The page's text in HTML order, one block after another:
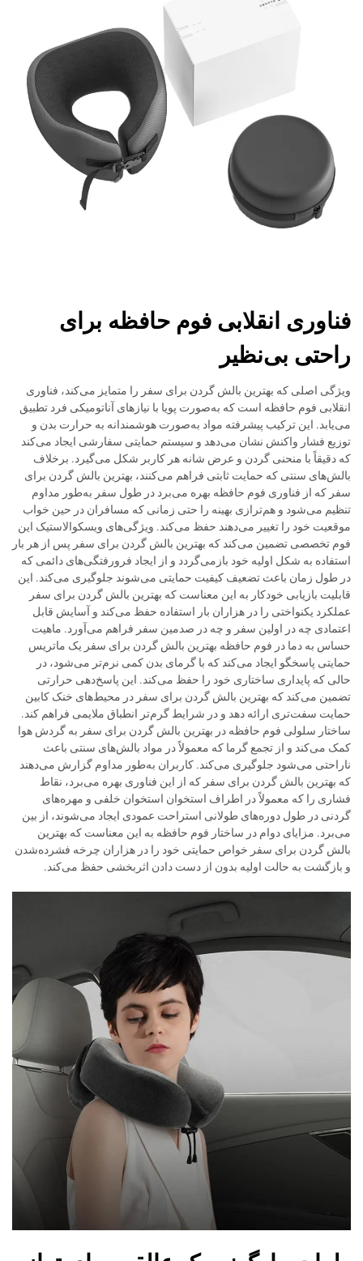
فناوری انقلابی فوم حافظه برای
راحتی بی‌نظیر
ویژگی اصلی که بهترین بالش گردن برای سفر را متمایز می‌کند، فناوری
انقلابی فوم حافظه است که به‌صورت پویا با نیازهای آناتومیکی فرد تطبیق
می‌یابد. این ترکیب پیشرفته مواد به‌صورت هوشمندانه به حرارت بدن و
توزیع فشار واکنش نشان می‌دهد و سیستم حمایتی سفارشی ایجاد می‌کند
که دقیقاً با منحنی گردن و عرض شانه هر کاربر شکل می‌گیرد. برخلاف
بالش‌های سنتی که حمایت ثابتی فراهم می‌کنند، بهترین بالش گردن برای
سفر که از فناوری فوم حافظه بهره می‌برد در طول سفر به‌طور مداوم
تنظیم می‌شود و هم‌ترازی بهینه را حتی زمانی که مسافران در حین خواب
موقعیت خود را تغییر می‌دهند حفظ می‌کند. ویژگی‌های ویسکوالاستیک این
فوم تخصصی تضمین می‌کند که بهترین بالش گردن برای سفر پس از هر بار
استفاده به شکل اولیه خود بازمی‌گردد و از ایجاد فرورفتگی‌های دائمی که
در طول زمان باعث تضعیف کیفیت حمایتی می‌شوند جلوگیری می‌کند. این
قابلیت بازیابی خودکار به این معناست که بهترین بالش گردن برای سفر
عملکرد یکنواختی را در هزاران بار استفاده حفظ می‌کند و آسایش قابل
اعتمادی چه در اولین سفر و چه در صدمین سفر فراهم می‌آورد. ماهیت
حساس به دما در فوم حافظه بهترین بالش گردن برای سفر یک ماتریس
حمایتی پاسخگو ایجاد می‌کند که با گرمای بدن کمی نرم‌تر می‌شود، در
حالی که پایداری ساختاری خود را حفظ می‌کند. این پاسخ‌دهی حرارتی
تضمین می‌کند که بهترین بالش گردن برای سفر در محیط‌های خنک کابین
حمایت سفت‌تری ارائه دهد و در شرایط گرم‌تر انطباق ملایمی فراهم کند.
ساختار سلولی فوم حافظه در بهترین بالش گردن برای سفر به گردش هوا
کمک می‌کند و از تجمع گرما که معمولاً در مواد بالش‌های سنتی باعث
ناراحتی می‌شود جلوگیری می‌کند. کاربران به‌طور مداوم گزارش می‌دهند
که بهترین بالش گردن برای سفر که از این فناوری بهره می‌برد، نقاط
فشاری را که معمولاً در اطراف استخوان استخوان خلفی و مهره‌های
گردنی در طول دوره‌های طولانی استراحت عمودی ایجاد می‌شوند، از بین
می‌برد. مزایای دوام در ساختار فوم حافظه به این معناست که بهترین
بالش گردن برای سفر خواص حمایتی خود را در هزاران چرخه فشرده‌شدن
و بازگشت به حالت اولیه بدون از دست دادن اثربخشی حفظ می‌کند.